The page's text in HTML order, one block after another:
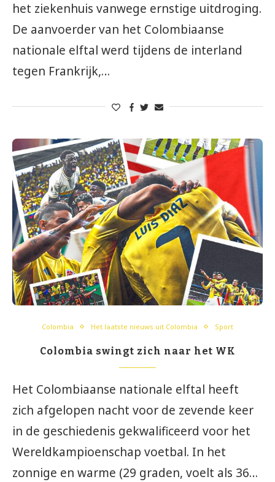
het ziekenhuis vanwege ernstige uitdroging.
De aanvoerder van het Colombiaanse
nationale elftal werd tijdens de interland
tegen Frankrijk,…
Colombia Het laatste nieuws uit Colombia Sport
Colombia swingt zich naar het WK
Het Colombiaanse nationale elftal heeft
zich afgelopen nacht voor de zevende keer
in de geschiedenis gekwalificeerd voor het
Wereldkampioenschap voetbal. In het
zonnige en warme (29 graden, voelt als 36…